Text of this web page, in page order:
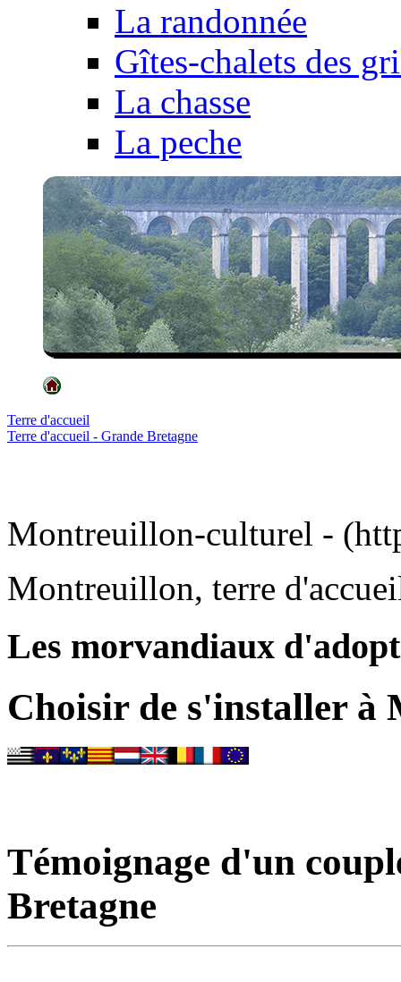
La randonnée
Gîtes-chalets des
La chasse
La peche
Terre d'accueil
Terre d'accueil - Grande Bretagne
Montreuillon-culturel -
Montreuillon, terre
Les morvandiaux
Choisir de s'installer à
Témoignage d'un
Bretagne